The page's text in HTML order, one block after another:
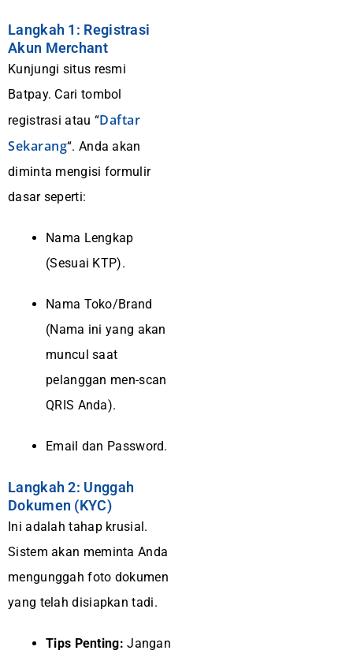
Langkah 1: Registrasi
Akun Merchant
Kunjungi situs resmi
Batpay. Cari tombol
registrasi atau “Daftar
Sekarang“. Anda akan
diminta mengisi formulir
dasar seperti:
Nama Lengkap
(Sesuai KTP).
Nama Toko/Brand
(Nama ini yang akan
muncul saat
pelanggan men-scan
QRIS Anda).
Email dan Password.
Langkah 2: Unggah
Dokumen (KYC)
Ini adalah tahap krusial.
Sistem akan meminta Anda
mengunggah foto dokumen
yang telah disiapkan tadi.
Tips Penting: Jangan